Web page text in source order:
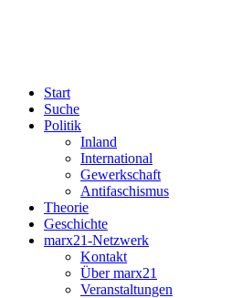
Start
Suche
Politik
Inland
International
Gewerkschaft
Antifaschismus
Theorie
Geschichte
marx21-Netzwerk
Kontakt
Über marx21
Veranstaltungen